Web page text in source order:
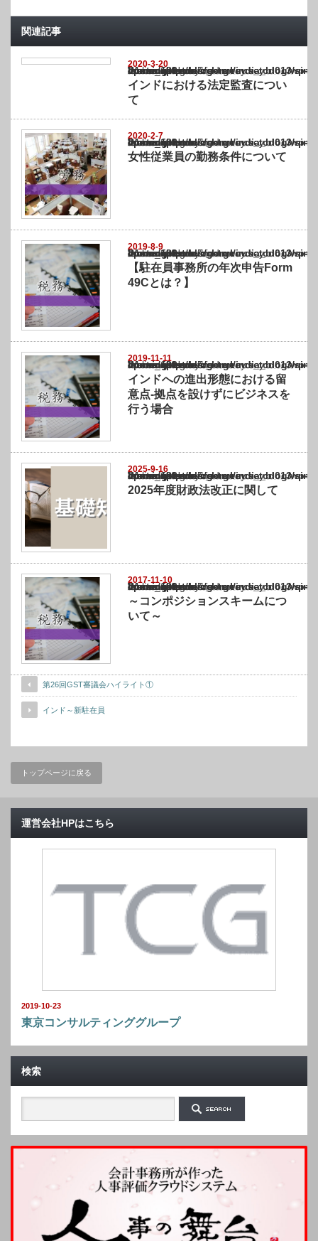
関連記事
2020-3-20
Warning
: Undefined array key "show_category" in
/home/netst/kuno-cpa.co.jp/public_html/india_blog/wp-content/themes/
on line183
インドにおける法定監査につい
て
2020-2-7
Warning
: Undefined array key "show_category" in
/home/netst/kuno-cpa.co.jp/public_html/india_blog/wp-content/themes/
on line183
女性従業員の勤務条件について
2019-8-9
Warning
: Undefined array key "show_category" in
/home/netst/kuno-cpa.co.jp/public_html/india_blog/wp-content/themes/
on line183
【駐在員事務所の年次申告Form
49Cとは？】
2019-11-11
Warning
: Undefined array key "show_category" in
/home/netst/kuno-cpa.co.jp/public_html/india_blog/wp-content/themes/
on line183
インドへの進出形態における留
意点-拠点を設けずにビジネスを
行う場合
2025-9-16
Warning
: Undefined array key "show_category" in
/home/netst/kuno-cpa.co.jp/public_html/india_blog/wp-content/themes/
on line183
2025年度財政法改正に関して
2017-11-10
Warning
: Undefined array key "show_category" in
/home/netst/kuno-cpa.co.jp/public_html/india_blog/wp-content/themes/
on line183
～コンポジションスキームにつ
いて～
第26回GST審議会ハイライト①
インド～新駐在員
トップページに戻る
運営会社HPはこちら
2019-10-23
東京コンサルティンググループ
検索